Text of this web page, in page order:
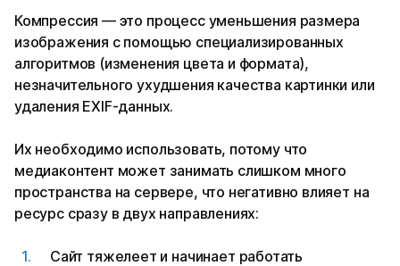
Компрессия — это процесс уменьшения размера
изображения с помощью специализированных
алгоритмов (изменения цвета и формата),
незначительного ухудшения качества картинки или
удаления EXIF-данных.
Их необходимо использовать, потому что
медиаконтент может занимать слишком много
пространства на сервере, что негативно влияет на
ресурс сразу в двух направлениях:
Сайт тяжелеет и начинает работать